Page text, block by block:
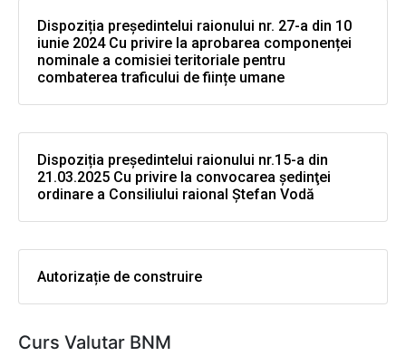
Dispoziția președintelui raionului nr. 27-a din 10
iunie 2024 Cu privire la aprobarea componenței
nominale a comisiei teritoriale pentru
combaterea traficului de ființe umane
Dispoziția președintelui raionului nr.15-a din
21.03.2025 Cu privire la convocarea şedinţei
ordinare a Consiliului raional Ştefan Vodă
Autorizație de construire
Curs Valutar BNM